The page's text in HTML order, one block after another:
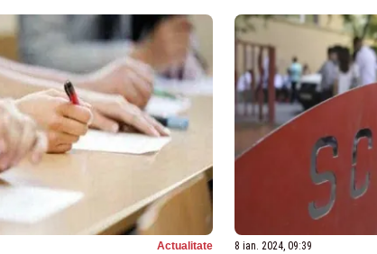
Actualitate 8 ian. 2024, 09:39